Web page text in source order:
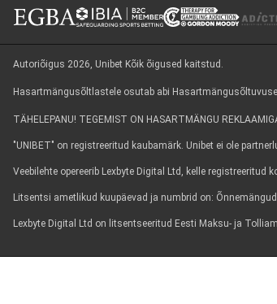
Autoriõigus 2026, Unibet Kõik õigused kaitstud.
Hasartmängusõltlastele osutab abi
TÄHELEPANU! TEGEMIST ON HASARTMÄNGU
"UNIBET" on registreeritud kaubamärk. Unibet ei ole
Veebilehte opereerib Lexbyte Digital Ltd, kelle registreeritud
Litsentsi ametlikud kuupäevad ja numbrid on:
Lexbyte Digital Ltd on litsentseeritud Eesti Maksu- ja